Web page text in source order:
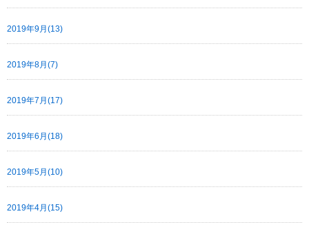
2019年9月(13)
2019年8月(7)
2019年7月(17)
2019年6月(18)
2019年5月(10)
2019年4月(15)